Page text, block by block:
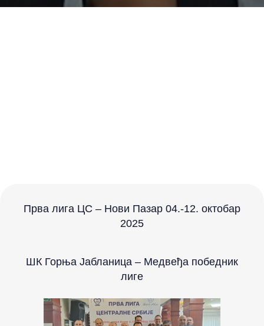
Прва лига ЦС – Нови Пазар 04.-12. октобар
2025
ШК Горња Јабланица – Медвеђа победник
лиге